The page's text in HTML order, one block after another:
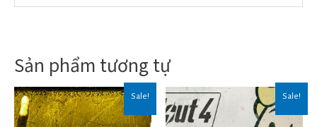
Sản phẩm tương tự
Sale! Sale!